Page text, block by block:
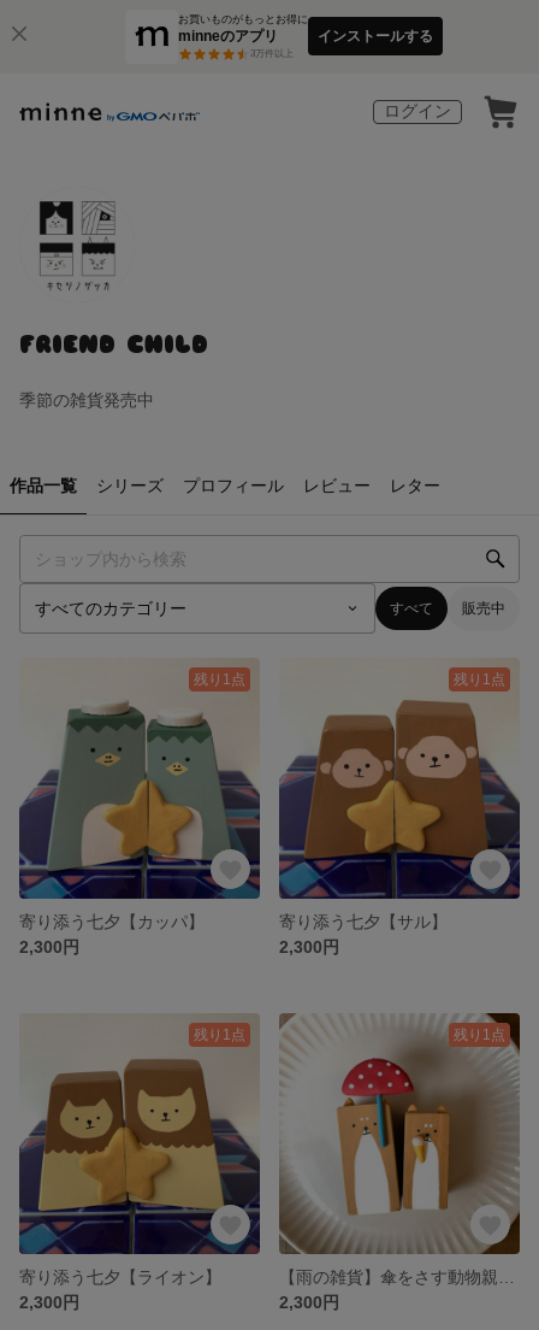
お買いものがもっとお得に
minneのアプリ
3万件以上
インストールする
ログイン
FRIEND CHILD
季節の雑貨発売中
作品一覧 シリーズ プロフィール レビュー レター
すべて 販売中
残り1点
寄り添う七夕【カッパ】
2,300円
残り1点
寄り添う七夕【サル】
2,300円
残り1点
寄り添う七夕【ライオン】
2,300円
残り1点
2,300円